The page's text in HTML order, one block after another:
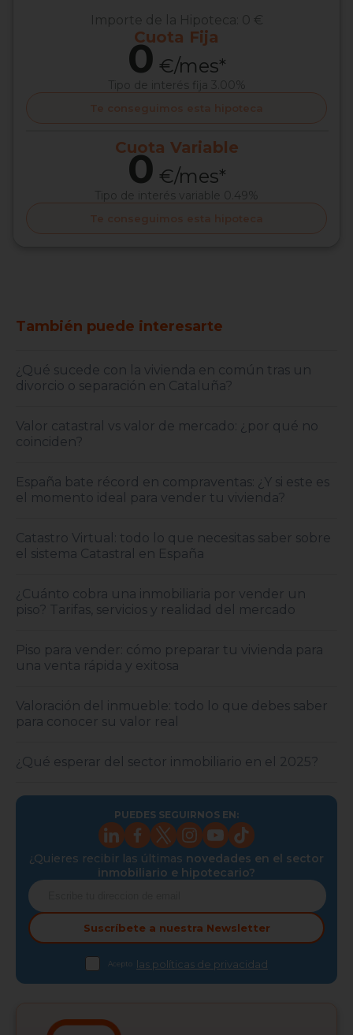
Importe de la Hipoteca: 0 €
Cuota Fija
0 €/mes*
Tipo de interés fija 3.00%
Te conseguimos esta hipoteca
Cuota Variable
0 €/mes*
Tipo de interés variable 0.49%
Te conseguimos esta hipoteca
También puede interesarte
¿Qué sucede con la vivienda en común tras un
divorcio o separación en Cataluña?
Valor catastral vs valor de mercado: ¿por qué no
coinciden?
España bate récord en compraventas: ¿Y si este es
el momento ideal para vender tu vivienda?
Catastro Virtual: todo lo que necesitas saber sobre
el sistema Catastral en España
¿Cuánto cobra una inmobiliaria por vender un
piso? Tarifas, servicios y realidad del mercado
Piso para vender: cómo preparar tu vivienda para
una venta rápida y exitosa
Valoración del inmueble: todo lo que debes saber
para conocer su valor real
¿Qué esperar del sector inmobiliario en el 2025?
PUEDES SEGUIRNOS EN:
¿Quieres recibir las últimas novedades en el sector
inmobiliario e hipotecario?
Suscríbete a nuestra Newsletter
Acepto las políticas de privacidad